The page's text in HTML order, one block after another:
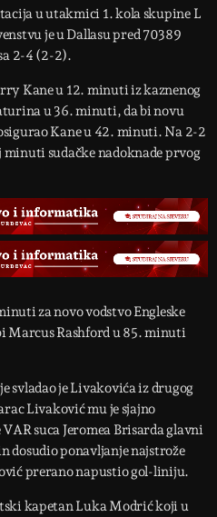
u utakmici 1. kola skupine L
je u Dallasu pred 70389
2-4 (2-2).
Kane u 12. minuti iz kaznenog
u 36. minuti, da bi novu
Kane u 42. minuti. Na 2-2
sudačke nadoknade prvog
za novo vodstvo Engleske
Marcus Rashford u 85. minuti
svladao je Livakovića iz drugog
Livaković mu je sjajno
suca Jeromea Brisarda glavni
dosudio ponavljanje najstrože
prerano napustio gol-liniju.
kapetan Luka Modrić koji u